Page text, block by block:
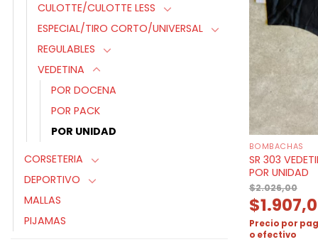
CULOTTE/CULOTTE LESS
ESPECIAL/TIRO CORTO/UNIVERSAL
REGULABLES
VEDETINA
POR DOCENA
POR PACK
POR UNIDAD
CORSETERIA
DEPORTIVO
MALLAS
PIJAMAS
BOMBACHAS
SR 303
POR UNIDAD
$2.026,00
$
Precio por
o efectivo